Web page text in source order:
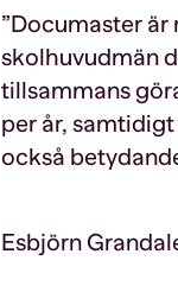
”Documaster
skolhuvudmän
tillsammans
per år,
också
Esbjörn